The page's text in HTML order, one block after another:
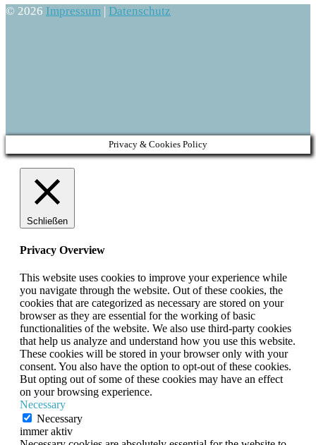
© 2026 Impressum | Datenschutz
Privacy & Cookies Policy
Schließen
Privacy Overview
This website uses cookies to improve your experience while
you navigate through the website. Out of these cookies, the
cookies that are categorized as necessary are stored on your
browser as they are essential for the working of basic
functionalities of the website. We also use third-party cookies
that help us analyze and understand how you use this website.
These cookies will be stored in your browser only with your
consent. You also have the option to opt-out of these cookies.
But opting out of some of these cookies may have an effect
on your browsing experience.
Necessary
Necessary
immer aktiv